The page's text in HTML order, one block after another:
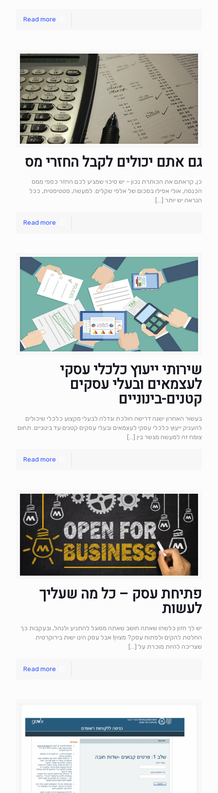
Read more
גם אתם יכולים לקבל החזרי מס
כן, קראתם את הכותרת נכון – יש סיכוי שמגיע לכם החזר כספי ממס
הכנסה, אולי אפילו בסכום של אלפי שקלים. למעשה, סטטיסטית, ככל
הנראה יש יותר […]
Read more
שירותי ייעוץ כלכלי עסקי
לעצמאים ובעלי עסקים
קטנים-בינוניים
בעשור האחרון ישנה דרישה הולכת וגדלה לבעלי מקצוע כלכלי שיכולים
להעניק ייעוץ כלכלי עסקי לעצמאים ובעלי עסקים קטנים עד בינוניים. תחום
צומח זה למעשה מגשר בין […]
Read more
פתיחת עסק – כל מה שעליך
לעשות
יש לך חזון כלשהו שאתה חושב שאתה מסוגל להתניע ולנהל, ובעקבות כך
החלטת להקים ולפתוח עסק? מצוין! אבל עסק הינו ישות בירוקרטית
שצריכה להיות מוכרת על […]
Read more